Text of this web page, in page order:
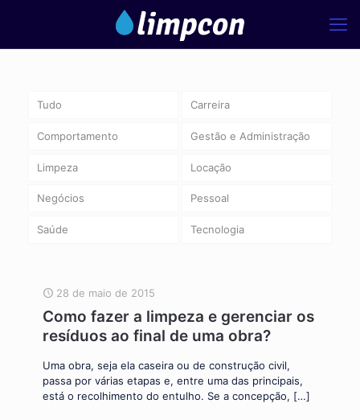
Tudo Carreira
Comportamento Gestão e Administração
Limpeza Locação
Negócios Pessoal
Saúde Tecnologia
28 de maio de 2015
Como fazer a limpeza e gerenciar os
resíduos ao final de uma obra?
Uma obra, seja ela caseira ou de construção civil,
passa por várias etapas e, entre uma das principais,
está o recolhimento do entulho. Se a concepção, […]